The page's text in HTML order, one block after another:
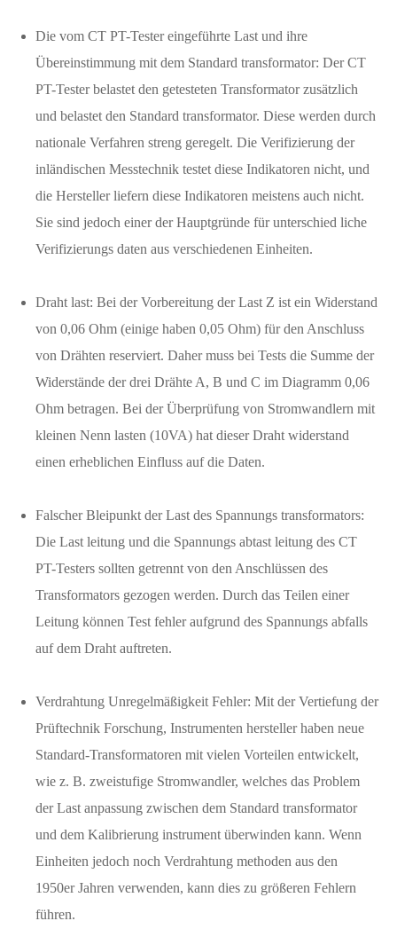
Die vom CT PT-Tester eingeführte Last und ihre
Übereinstimmung mit dem Standard transformator: Der CT
PT-Tester belastet den getesteten Transformator zusätzlich
und belastet den Standard transformator. Diese werden durch
nationale Verfahren streng geregelt. Die Verifizierung der
inländischen Messtechnik testet diese Indikatoren nicht, und
die Hersteller liefern diese Indikatoren meistens auch nicht.
Sie sind jedoch einer der Hauptgründe für unterschied liche
Verifizierungs daten aus verschiedenen Einheiten.
Draht last: Bei der Vorbereitung der Last Z ist ein Widerstand
von 0,06 Ohm (einige haben 0,05 Ohm) für den Anschluss
von Drähten reserviert. Daher muss bei Tests die Summe der
Widerstände der drei Drähte A, B und C im Diagramm 0,06
Ohm betragen. Bei der Überprüfung von Stromwandlern mit
kleinen Nenn lasten (10VA) hat dieser Draht widerstand
einen erheblichen Einfluss auf die Daten.
Falscher Bleipunkt der Last des Spannungs transformators:
Die Last leitung und die Spannungs abtast leitung des CT
PT-Testers sollten getrennt von den Anschlüssen des
Transformators gezogen werden. Durch das Teilen einer
Leitung können Test fehler aufgrund des Spannungs abfalls
auf dem Draht auftreten.
Verdrahtung Unregelmäßigkeit Fehler: Mit der Vertiefung der
Prüftechnik Forschung, Instrumenten hersteller haben neue
Standard-Transformatoren mit vielen Vorteilen entwickelt,
wie z. B. zweistufige Stromwandler, welches das Problem
der Last anpassung zwischen dem Standard transformator
und dem Kalibrierung instrument überwinden kann. Wenn
Einheiten jedoch noch Verdrahtung methoden aus den
1950er Jahren verwenden, kann dies zu größeren Fehlern
führen.